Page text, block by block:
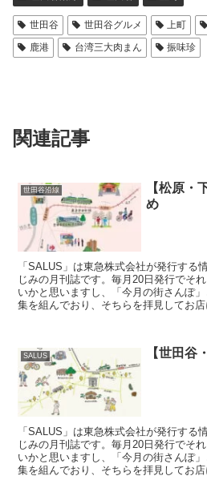
世田谷 世田谷グルメ 上町
鹿港
台湾三大肉まん 振味珍
関連記事
世田谷沿線
【松原・
め
「SALUS」は東急株式会社が発行する
じみの月刊誌です。毎月20日発行でそ
いかと思いますし、「今月の街さんぽ
集を組んでおり、そちらを拝見してお店
SALUS 【世田谷
「SALUS」は東急株式会社が発行する
じみの月刊誌です。毎月20日発行でそ
いかと思いますし、「今月の街さんぽ
集を組んでおり、そちらを拝見してお